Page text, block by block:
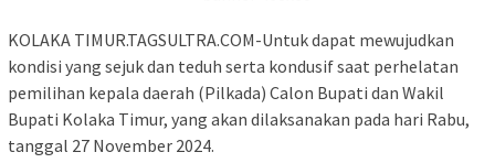
KOLAKA TIMUR.TAGSULTRA.COM-Untuk dapat mewujudkan
kondisi yang sejuk dan teduh serta kondusif saat perhelatan
pemilihan kepala daerah (Pilkada) Calon Bupati dan Wakil
Bupati Kolaka Timur, yang akan dilaksanakan pada hari Rabu,
tanggal 27 November 2024.